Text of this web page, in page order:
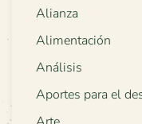
Alianza
Alimentación
Análisis
Aportes para el